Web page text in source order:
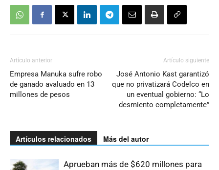
Artículo anterior
Empresa Manuka sufre robo
de ganado avaluado en 13
millones de pesos
Artículo siguiente
José Antonio Kast garantizó
que no privatizará Codelco en
un eventual gobierno: “Lo
desmiento completamente”
Artículos relacionados Más del autor
Aprueban más de $620 millones para